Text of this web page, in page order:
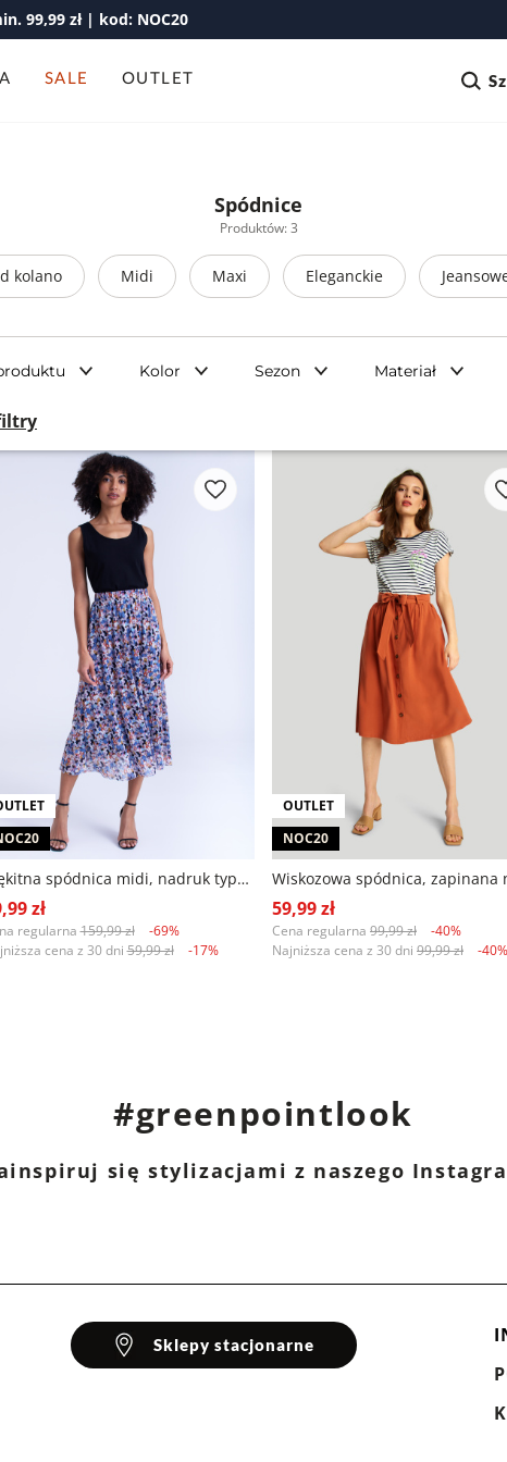
99,99 zł | kod: NOC20
SALE OUTLET
Spódnice
Produktów: 3
kolano Midi Maxi Eleganckie
Kolor Sezon Materiał
Błękitna spódnica midi, nadruk typu łączka
zł
regularna159,99 zł
-69%
cena z 30 dni59,99 zł -17%
OUTLET
NOC20
59,99 zł
Cena regularna 99,99 zł
-40%
Najniższa cena z 30 dni 99,99 zł -40%
#greenpointlook
się stylizacjami z naszego
Sklepy stacjonarne